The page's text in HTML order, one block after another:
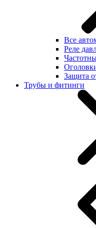
Все
Реле
Защита
Трубы и фитинги